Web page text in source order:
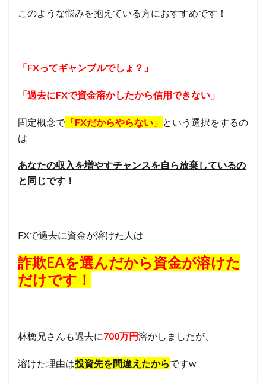
このような悩みを抱えている方におすすめです！
「FXってギャンブルでしょ？」
「過去にFXで資金溶かしたから信用できない」
固定概念で 「FXだからやらない」 という選択をするの
は
あなたの収入を増やすチャンスを自ら放棄しているの
と同じです！
FXで過去に資金が溶けた人は
詐欺EAを選んだから資金が溶けた
だけです！
林檎兄さんも過去に700万円溶かしましたが、
溶けた理由は投資先を間違えたからですw